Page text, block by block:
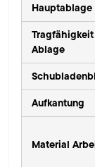
Hauptablage
Ablage
Aufkantung
Material